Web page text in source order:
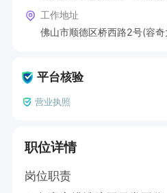
工作地址
佛山市顺德区桥西路2号(容
平台核验
营业执照
职位详情
岗位职责